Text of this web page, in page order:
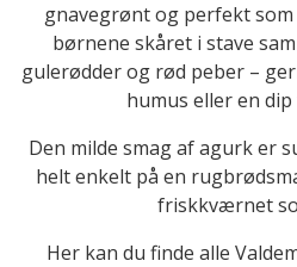
gnavegrønt og perfekt
børnene skåret i stave
gulerødder og rød peber –
humus eller en
Den milde smag af agurk er
helt enkelt på en
friskkværnet
Her kan du finde alle